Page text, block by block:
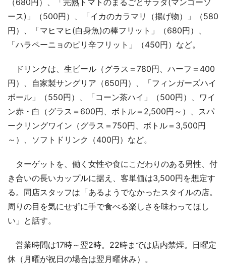
ース)」（500円）、「イカのカラマリ（揚げ物）」（580
円）、「マヒマヒ(白身魚)の棒フリット」（680円）、
「ハラペーニョのピリ辛フリット」（450円）など。
ドリンクは、生ビール（グラス＝780円、ハーフ＝400
円）、自家製サングリア（650円）、「フィンガーズハイ
ボール」（550円）、「コーン茶ハイ」（500円）、ワイ
ン赤・白（グラス＝600円、ボトル＝2,500円～）、スパ
ークリングワイン（グラス＝750円、ボトル＝3,500円
～）、ソフトドリンク（400円）など。
ターゲットを、働く女性や食にこだわりのある男性、付
き合いの長いカップルに据え、客単価は3,500円を想定す
る。同店スタッフは「あるようでなかったスタイルの店。
周りの目を気にせずに手で食べる楽しさを味わってほし
い」と話す。
営業時間は17時～翌2時。22時までは店内禁煙。日曜定
休（月曜が祝日の場合は翌月曜休み）。